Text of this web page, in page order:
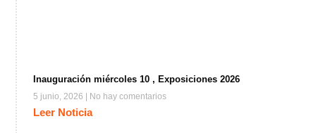
Inauguración miércoles 10 , Exposiciones 2026
5 junio, 2026 No hay comentarios
Leer Noticia